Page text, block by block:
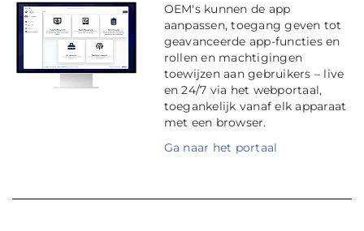
OEM's kunnen de app
aanpassen, toegang geven tot
geavanceerde app-functies en
rollen en machtigingen
toewijzen aan gebruikers – live
en 24/7 via het webportaal,
toegankelijk vanaf elk apparaat
met een browser.
Ga naar het portaal